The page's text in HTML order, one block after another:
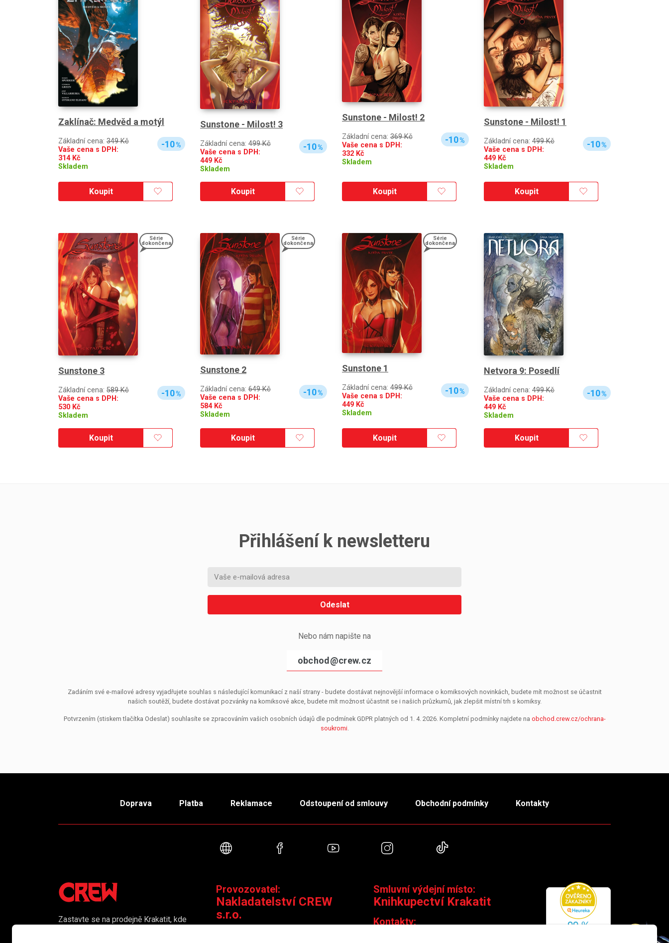
Zaklínač: Medvěd a motýl
Základní cena: 349 Kč
Vaše cena s DPH:
314Kč
Skladem
-10%
Koupit
Sunstone - Milost! 3
Základní cena: 499 Kč
Vaše cena s DPH:
449 Kč
Skladem
-10%
Koupit
Sunstone - Milost! 2
Základní cena: 369 Kč
Vaše cena s DPH:
332 Kč
Skladem
-10%
Koupit
Sunstone - Milost! 1
Základní cena: 499 Kč
Vaše cena s DPH:
449 Kč
Skladem
-10%
Koupit
Série
dokončena
Sunstone 3
Základní cena: 589 Kč
Vaše cena s DPH:
530 Kč
Skladem
-10%
Koupit
Série
dokončena
Sunstone 2
Základní cena: 649 Kč
Vaše cena s DPH:
584Kč
Skladem
-10%
Koupit
Série
dokončena
Sunstone 1
Základní cena: 499 Kč
Vaše cena s DPH:
449 Kč
Skladem
-10%
Koupit
Netvora 9: Posedlí
Základní cena: 499 Kč
Vaše cena s DPH:
449 Kč
Skladem
-10%
Koupit
Přihlášení k newsletteru
Odeslat
Nebo nám napište na
obchod@crew.cz
Zadáním své e-mailové adresy vyjadřujete souhlas s následující komunikací z naší strany - budete dostávat nejnovější informace o komiksových novinkách, budete mít možnost se účastnit
našich soutěží, budete dostávat pozvánky na komiksové akce, budete mít možnost účastnit se i našich průzkumů, jak zlepšit místní trh s komiksy.
Potvrzením (stiskem tlačítka Odeslat) souhlasíte se zpracováním vašich osobních údajů dle podmínek GDPR platných od 1. 4. 2026. Kompletní podmínky najdete na obchod.crew.cz/ochrana-
soukromi.
Doprava Platba Reklamace Odstoupení od smlouvy Obchodní podmínky Kontakty
Webové stránkyFacebookYouTube Instagram
Zastavte se na prodejně Krakatit, kde
Provozovatel:
Nakladatelství CREW
s.r.o.
Smluvní výdejní místo:
Knihkupectví Krakatit
Kontakty: